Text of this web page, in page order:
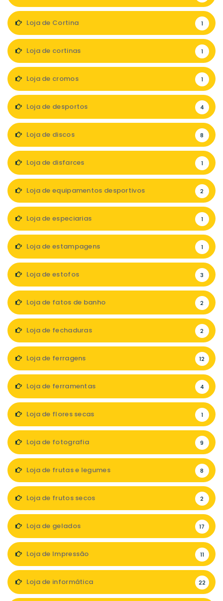
Loja de Cortina 1
Loja de cortinas 1
Loja de cromos 1
Loja de desportos 4
Loja de discos 8
Loja de disfarces 1
Loja de equipamentos desportivos 2
Loja de especiarias 1
Loja de estampagens 1
Loja de estofos 3
Loja de fatos de banho 2
Loja de fechaduras 2
Loja de ferragens 12
Loja de ferramentas 4
Loja de flores secas 1
Loja de fotografia 9
Loja de frutas e legumes 8
Loja de frutos secos 2
Loja de gelados 17
Loja de Impressão 11
Loja de informática 22